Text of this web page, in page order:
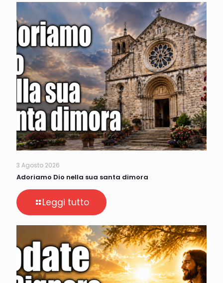
3 Agosto 2026
Adoriamo Dio nella sua santa dimora
Leggi tutto